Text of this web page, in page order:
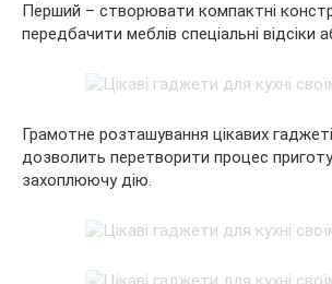
Перший – створювати компактні
передбачити меблів спеціальні відсіки
Грамотне розташування цікавих
дозволить перетворити процес
захоплюючу дію.